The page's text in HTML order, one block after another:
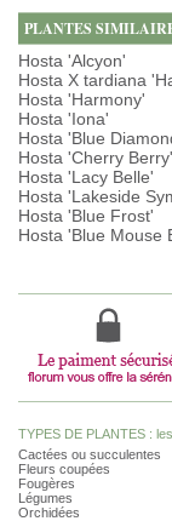
PLANTES
Hosta 'Alcyon'
Hosta X tardiana
Hosta 'Harmony'
Hosta 'Iona'
Hosta 'Blue
Hosta 'Cherry Berry'
Hosta 'Lacy Belle'
Hosta 'Lakeside
Hosta 'Blue Frost'
Hosta 'Blue Mouse
TYPES DE PLANTES :
Cactées ou succulentes
Fleurs coupées
Fougères
Légumes
Orchidées